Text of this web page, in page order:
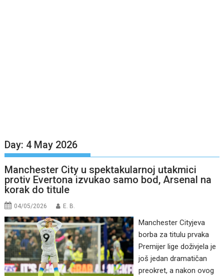
Day: 4 May 2026
Manchester City u spektakularnoj utakmici
protiv Evertona izvukao samo bod, Arsenal na
korak do titule
04/05/2026 E. B.
Manchester Cityjeva
borba za titulu prvaka
Premijer lige doživjela je
još jedan dramatičan
preokret, a nakon ovog